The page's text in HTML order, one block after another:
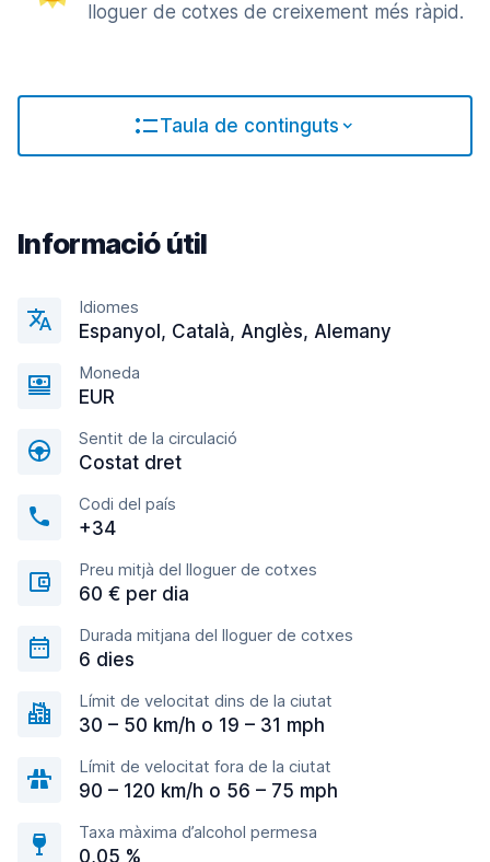
lloguer de cotxes de creixement més ràpid.
Taula de continguts
Informació útil
Idiomes
Espanyol, Català, Anglès, Alemany
Moneda
EUR
Sentit de la circulació
Costat dret
Codi del país
+34
Preu mitjà del lloguer de cotxes
60 € per dia
Durada mitjana del lloguer de cotxes
6 dies
Límit de velocitat dins de la ciutat
30 – 50 km/h o 19 – 31 mph
Límit de velocitat fora de la ciutat
90 – 120 km/h o 56 – 75 mph
Taxa màxima d’alcohol permesa
0,05 %